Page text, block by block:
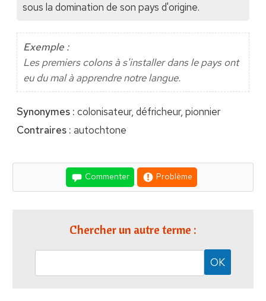
sous la domination de son pays d'origine.
Exemple :
Les premiers colons à s'installer dans le pays ont
eu du mal à apprendre notre langue.
Synonymes : colonisateur, défricheur, pionnier
Contraires : autochtone
Commenter Problème
Chercher un autre terme :